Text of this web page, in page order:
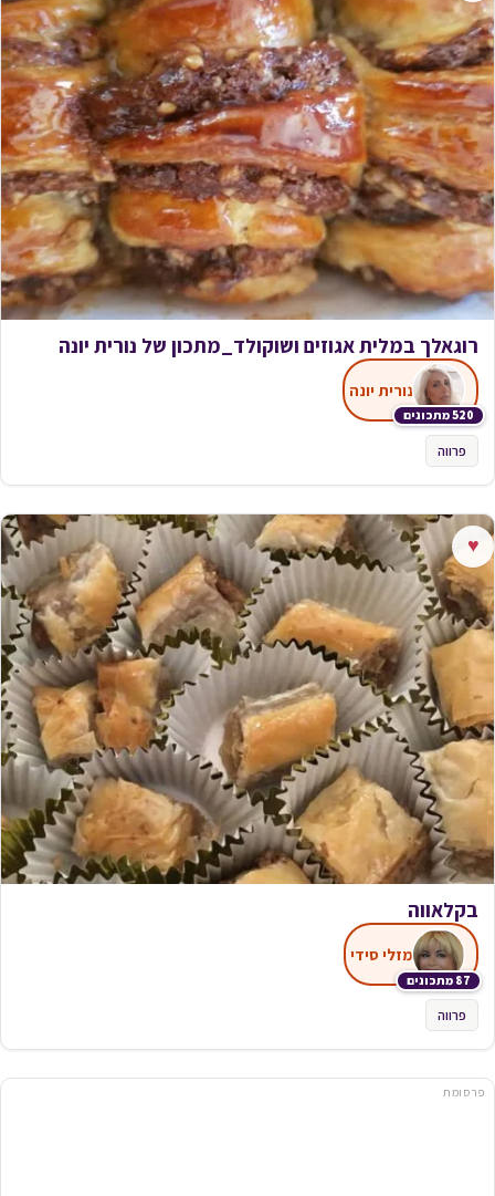
רוגאלך במלית אגוזים ושוקולד_מתכון של נורית יונה
520 מתכונים
נורית יונה
פרווה
♥
בקלאווה
87 מתכונים
מזלי סידי
פרווה
פרסומת